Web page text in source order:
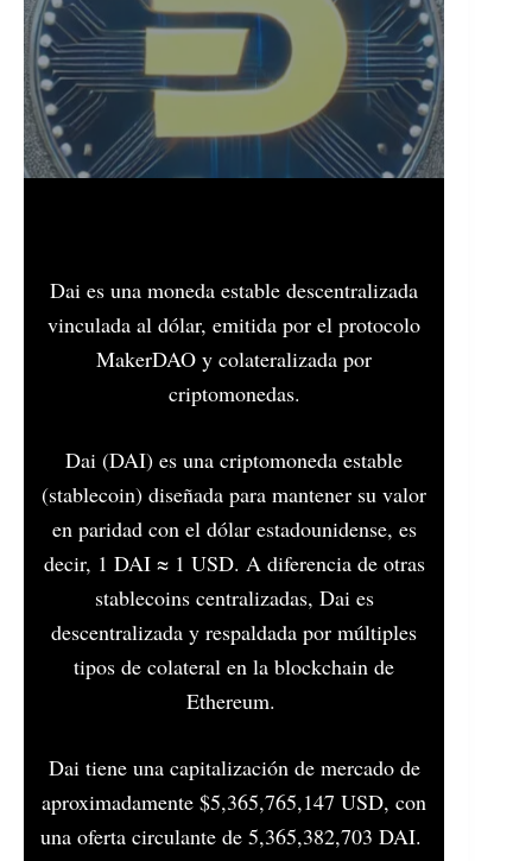
Dai es una moneda estable descentralizada
vinculada al dólar, emitida por el protocolo
MakerDAO y colateralizada por
criptomonedas.
​Dai (DAI) es una criptomoneda estable
(stablecoin) diseñada para mantener su valor
en paridad con el dólar estadounidense, es
decir, 1 DAI ≈ 1 USD. A diferencia de otras
stablecoins centralizadas, Dai es
descentralizada y respaldada por múltiples
tipos de colateral en la blockchain de
Ethereum. ​
Dai tiene una capitalización de mercado de
aproximadamente $5,365,765,147 USD, con
una oferta circulante de 5,365,382,703 DAI. ​